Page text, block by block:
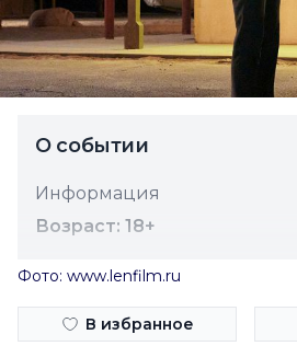
О событии
Информация
Возраст: 18+
Фото: www.lenfilm.ru
В избранное